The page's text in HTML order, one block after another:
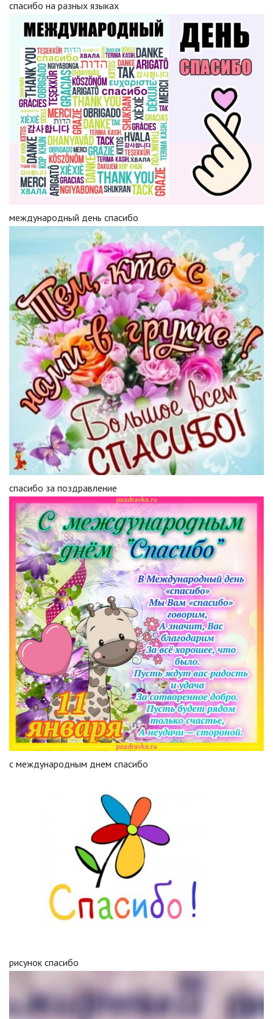
спасибо на разных языках
международный день спасибо
спасибо за поздравление
с международным днем спасибо
рисунок спасибо